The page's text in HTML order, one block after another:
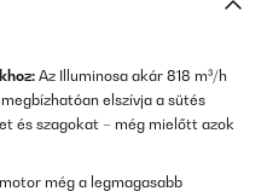
Az Illuminosa akár 818 m³/h
elszívja a sütés
és szagokat – még mielőtt azok
még a legmagasabb